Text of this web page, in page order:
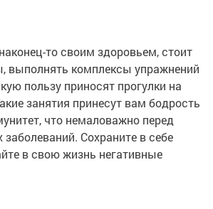
то своим здоровьем, стоит
выполнять комплексы упражнений
пользу приносят прогулки на
занятия принесут вам бодрость
что немаловажно перед
Сохраните в себе
в свою жизнь негативные